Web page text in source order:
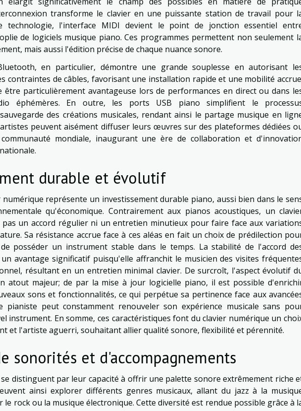
transforme le clavier en une puissante station de travail pour
technologie, l'interface MIDI devient le point de jonction essentiel
de logiciels musique piano. Ces programmes permettent non seulement
mais aussi l'édition précise de chaque nuance sonore.
en particulier, démontre une grande souplesse en autorisant
contraintes de câbles, favorisant une installation rapide et une mobilité
être particulièrement avantageuse lors de performances en direct ou dans
éphémères. En outre, les ports USB piano simplifient le
des créations musicales, rendant ainsi le partage musique en
peuvent aisément diffuser leurs œuvres sur des plateformes dédiées
mondiale, inaugurant une ère de collaboration et
durable et évolutif
représente un investissement durable piano, aussi bien dans le
qu'économique. Contrairement aux pianos acoustiques, un
pas un accord régulier ni un entretien minutieux pour faire face aux
Sa résistance accrue face à ces aléas en fait un choix de prédilection
posséder un instrument stable dans le temps. La stabilité de l'accord
avantage significatif puisqu'elle affranchit le musicien des visites
résultant en un entretien minimal clavier. De surcroît, l'aspect évolutif
atout majeur; de par la mise à jour logicielle piano, il est possible
sons et fonctionnalités, ce qui perpétue sa pertinence face aux
pianiste peut constamment renouveler son expérience musicale sans
instrument. En somme, ces caractéristiques font du clavier numérique un
et l'artiste aguerri, souhaitant allier qualité sonore, flexibilité et pérennité.
sonorités et d'accompagnements
distinguent par leur capacité à offrir une palette sonore extrêmement riche
ainsi explorer différents genres musicaux, allant du jazz à la
le rock ou la musique électronique. Cette diversité est rendue possible grâce à